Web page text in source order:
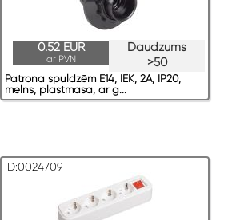
Daudzums
>50
0.52 EUR
ar PVN
Patrona spuldzēm E14, IEK, 2A, IP20,
melns, plastmasa, ar g...
ID:0024709